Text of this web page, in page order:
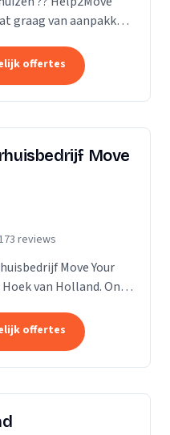
graag van aanpakken
offertes
Move
reviews
Move Your
van Holland. Ons
offertes